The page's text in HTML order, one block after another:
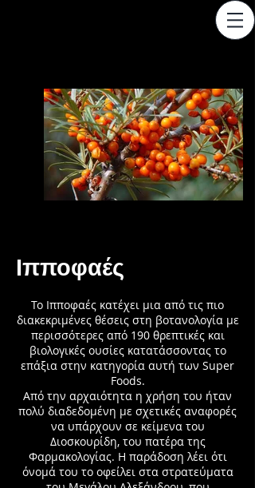
Ιπποφαές
Το Ιπποφαές κατέχει μια από τις πιο
διακεκριμένες θέσεις στη βοτανολογία με
περισσότερες από 190 θρεπτικές και
βιολογικές ουσίες κατατάσσοντας το
επάξια στην κατηγορία αυτή των Super
Foods.
Από την αρχαιότητα η χρήση του ήταν
πολύ διαδεδομένη με σχετικές αναφορές
να υπάρχουν σε κείμενα του
Διοσκουρίδη, του πατέρα της
Φαρμακολογίας. Η παράδοση λέει ότι
όνομά του το οφείλει στα στρατεύματα